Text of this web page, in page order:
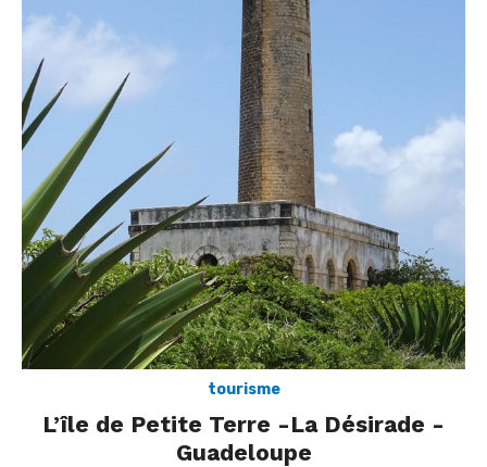
tourisme
L’île de Petite Terre -La Désirade -
Guadeloupe